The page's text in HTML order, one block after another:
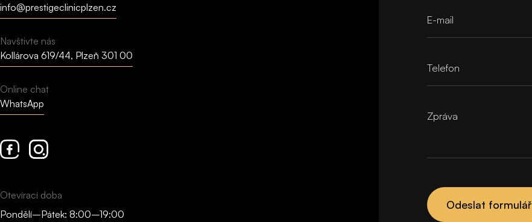
info@prestigeclinicplzen.cz
Navštivte nás
Kollárova 619/44, Plzeň 301 00
Online chat
WhatsApp
FacebookInstagram
Otevírací doba
Pondělí–Pátek: 8:00–19:00
E-mail
Telefon
Zpráva
Odeslat formulář